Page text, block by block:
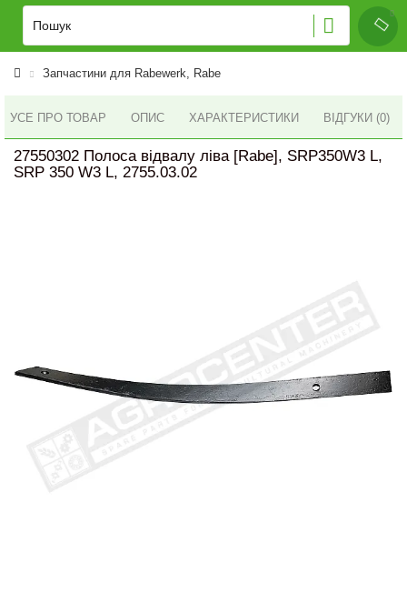
Запчастини для Rabewerk, Rabe
УСЕ ПРО ТОВАР ОПИС ХАРАКТЕРИСТИКИ ВІДГУКИ (0)
27550302 Полоса відвалу ліва [Rabe], SRP350W3 L,
SRP 350 W3 L, 2755.03.02